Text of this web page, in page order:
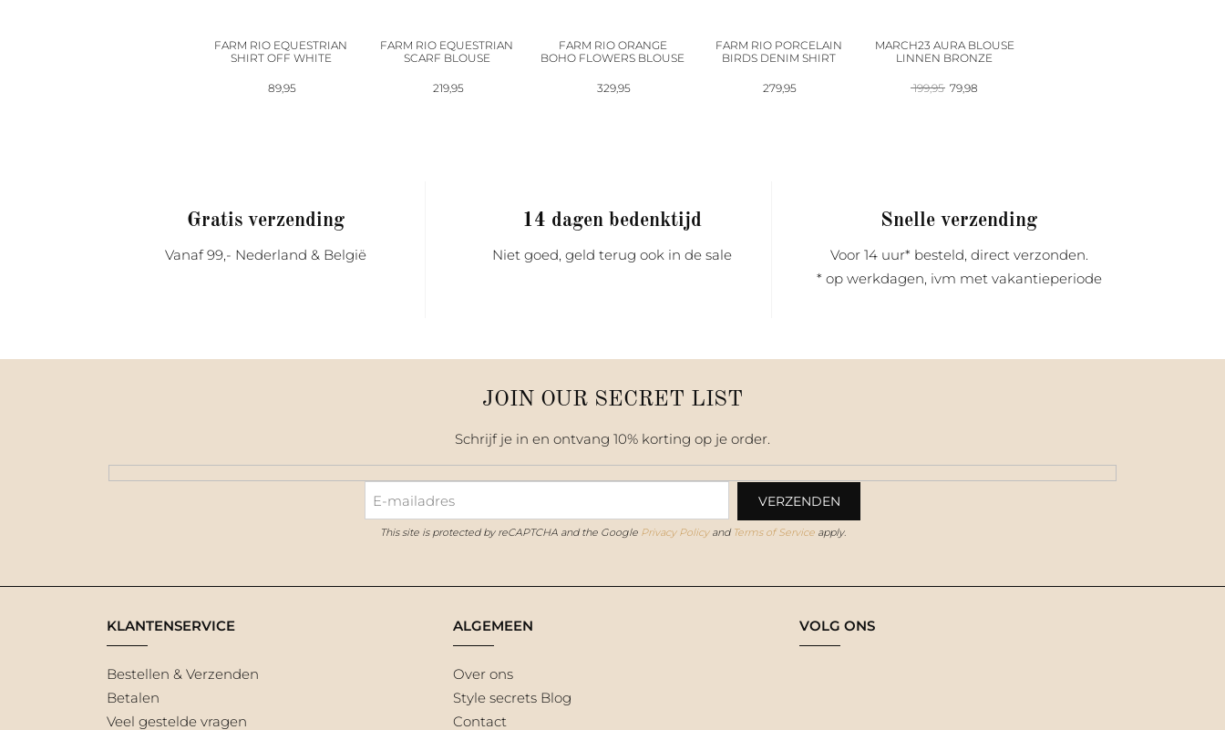
FARM RIO EQUESTRIAN
SHIRT OFF WHITE
89,95
FARM RIO EQUESTRIAN
SCARF BLOUSE
219,95
FARM RIO ORANGE
BOHO FLOWERS BLOUSE
329,95
FARM RIO PORCELAIN
BIRDS DENIM SHIRT
279,95
MARCH23 AURA BLOUSE
LINNEN BRONZE
199,95 Oorspronkelijke
prijs
79,98
Gratis verzending
Vanaf 99,- Nederland & België
14 dagen bedenktijd
Niet goed, geld terug ook in de sale
Snelle verzending
Voor 14 uur* besteld, direct verzonden.
* op werkdagen, ivm met vakantieperiode
JOIN OUR SECRET LIST
Schrijf je in en ontvang 10% korting op je order.
This site is protected by reCAPTCHA and the Google Privacy Policyand Terms of Serviceapply.
KLANTENSERVICE
Bestellen & Verzenden
Betalen
Veel gestelde vragen
ALGEMEEN
Over ons
Style secrets Blog
Contact
VOLG ONS